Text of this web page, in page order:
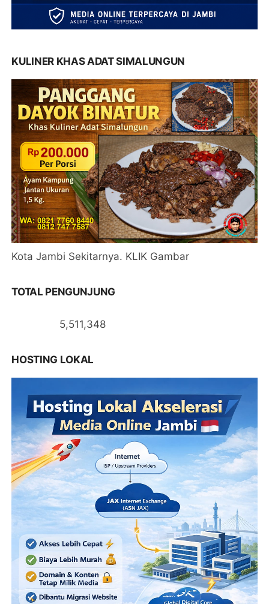
KULINER KHAS ADAT SIMALUNGUN
Kota Jambi Sekitarnya. KLIK Gambar
TOTAL PENGUNJUNG
5,511,348
HOSTING LOKAL